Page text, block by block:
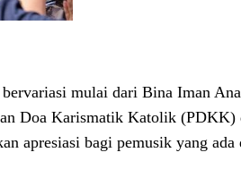
bervariasi mulai dari Bina Iman
Doa Karismatik Katolik (PDKK)
apresiasi bagi pemusik yang